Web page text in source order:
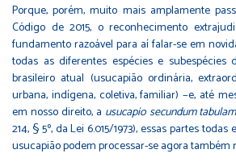
Porque, porém, muito mais amplamente
Código de 2015, o reconhecimento
fundamento razoável para aí falar-se em
todas as diferentes espécies e
brasileiro atual (usucapião ordinária,
urbana, indígena, coletiva, familiar) −e, até
em nosso direito, a usucapio secundum tabulam
214, § 5º, da Lei 6.015/1973), essas partes
usucapião podem processar-se agora também